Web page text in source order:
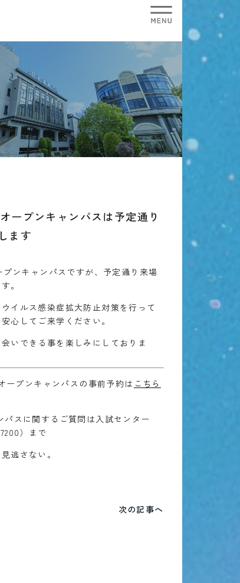
ープンキャンパスは予定通り
ます
ンキャンパスですが、予定通り来場
。
イルス感染症拡大防止対策を行って
心してご来学ください。
いできる事を楽しみにしておりま
プンキャンパスの事前予約は こちら
スに関するご質問は入試センター
）まで
逃さない。
次の記事へ